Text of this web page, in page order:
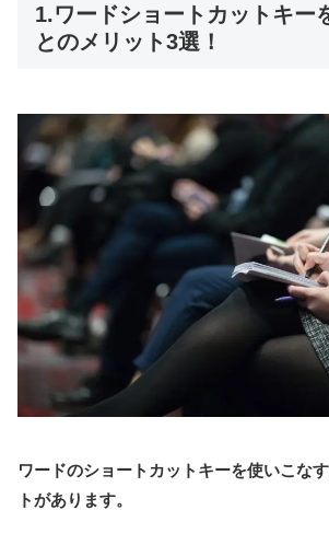
1.ワードショートカットキー
とのメリット3選！
ワードのショートカットキーを使いこな
トがあります。